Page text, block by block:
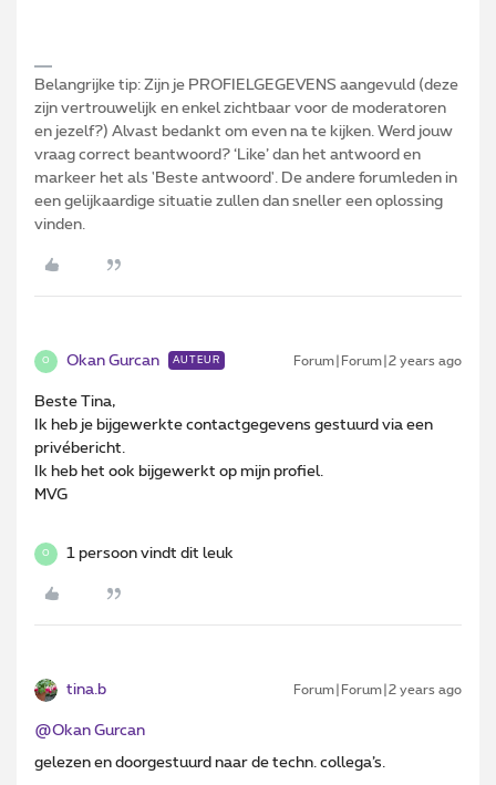
Belangrijke tip: Zijn je PROFIELGEGEVENS aangevuld (deze
zijn vertrouwelijk en enkel zichtbaar voor de moderatoren
en jezelf?) Alvast bedankt om even na te kijken. Werd jouw
vraag correct beantwoord? ‘Like’ dan het antwoord en
markeer het als 'Beste antwoord'. De andere forumleden in
een gelijkaardige situatie zullen dan sneller een oplossing
vinden.
O Okan Gurcan AUTEUR Forum|Forum|2 years ago
Beste Tina,
Ik heb je bijgewerkte contactgegevens gestuurd via een
privébericht.
Ik heb het ook bijgewerkt op mijn profiel.
MVG
O 1 persoon vindt dit leuk
tina.b Forum|Forum|2 years ago
@Okan Gurcan
gelezen en doorgestuurd naar de techn. collega’s.